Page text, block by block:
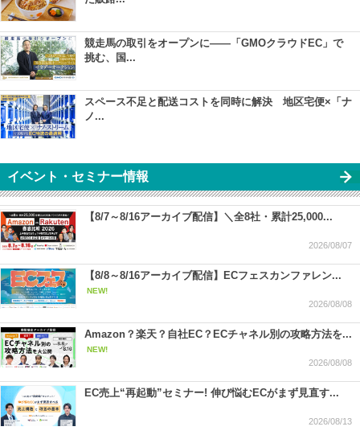
競走馬の取引をオープンに――「GMOクラウドEC」で
挑む、国...
スペース不足と配送コストを同時に解決 地区宅便×「ナ
ノ...
イベント・セミナー情報
【8/7～8/16アーカイブ配信】＼全8社・累計25,000...
2026/08/07
【8/8～8/16アーカイブ配信】ECフェスカンファレン...
NEW!
2026/08/08
Amazon？楽天？自社EC？ECチャネル別の攻略方法を...
NEW!
2026/08/08
EC売上“再起動”セミナー! 伸び悩むECがまず見直す...
2026/08/13